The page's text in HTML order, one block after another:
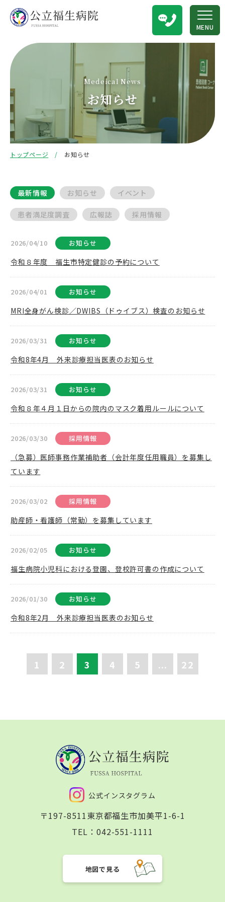
MENU
Medeical News
お知らせ
トップページ お知らせ
最新情報 お知らせ イベント
患者満足度調査 広報誌 採用情報
2026/04/10 お知らせ
令和８年度 福生市特定健診の予約について
2026/04/01 お知らせ
MRI全身がん検診／DWIBS（ドゥイブス）検査のお知らせ
2026/03/31 お知らせ
令和8年4月 外来診療担当医表のお知らせ
2026/03/31 お知らせ
令和８年４月１日からの院内のマスク着用ルールについて
2026/03/30 採用情報
（急募）医師事務作業補助者（会計年度任用職員）を募集し
ています
2026/03/02 採用情報
助産師・看護師（常勤）を募集しています
2026/02/05 お知らせ
福生病院小児科における登園、登校許可書の作成について
2026/01/30 お知らせ
令和8年2月 外来診療担当医表のお知らせ
1 2 3 4 5 ... 22
公式インスタグラム
〒197-8511東京都福生市加美平1-6-1
TEL： 042-551-1111
地図で見る